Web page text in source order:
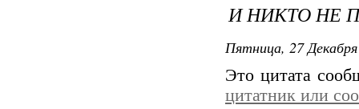
И НИКТО НЕ
Пятница, 27
Это цитата
цитатник или